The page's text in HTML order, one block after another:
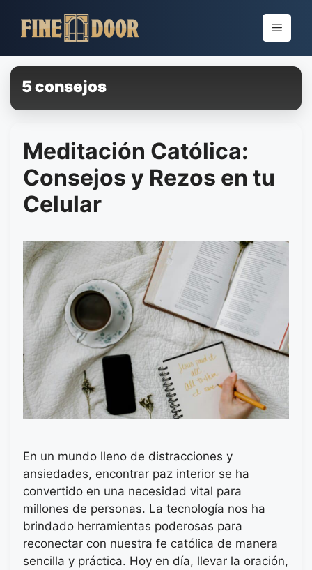
para
conteúdo
Menu
5 consejos
Meditación Católica:
Consejos y Rezos en tu
Celular
En un mundo lleno de distracciones y
ansiedades, encontrar paz interior se ha
convertido en una necesidad vital para
millones de personas. La tecnología nos ha
brindado herramientas poderosas para
reconectar con nuestra fe católica de manera
sencilla y práctica. Hoy en día, llevar la oración,